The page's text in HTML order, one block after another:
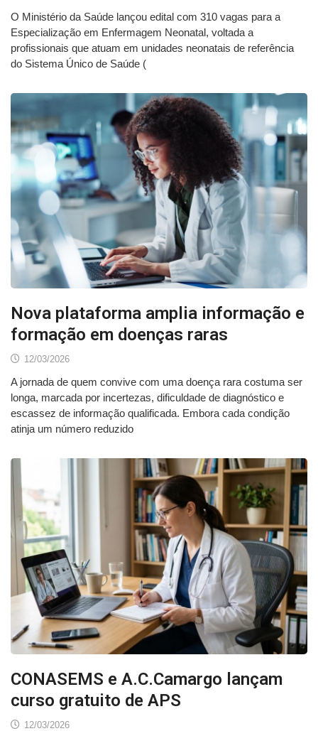
O Ministério da Saúde lançou edital com 310 vagas para a
Especialização em Enfermagem Neonatal, voltada a
profissionais que atuam em unidades neonatais de referência
do Sistema Único de Saúde (
Nova plataforma amplia informação e
formação em doenças raras
12/03/2026
A jornada de quem convive com uma doença rara costuma ser
longa, marcada por incertezas, dificuldade de diagnóstico e
escassez de informação qualificada. Embora cada condição
atinja um número reduzido
CONASEMS e A.C.Camargo lançam
curso gratuito de APS
12/03/2026